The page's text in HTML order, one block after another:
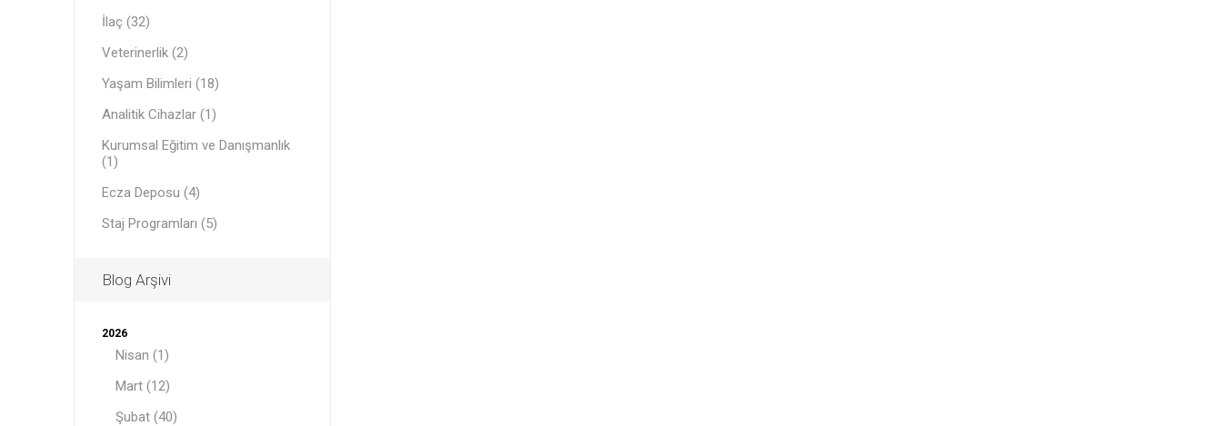
İlaç (32)
Veterinerlik (2)
Yaşam Bilimleri (18)
Analitik Cihazlar (1)
Kurumsal Eğitim ve Danışmanlık
(1)
Ecza Deposu (4)
Staj Programları (5)
Blog Arşivi
2026
Nisan (1)
Mart (12)
Şubat (40)